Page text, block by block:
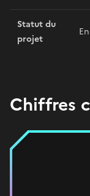
Statut du
projet
Chiffres